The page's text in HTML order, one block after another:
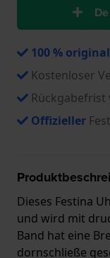
100 %
Kostenloser
Rückgabefrist
Offizieller
Dieses Festina
und wird mit
Band hat eine
dornschließe